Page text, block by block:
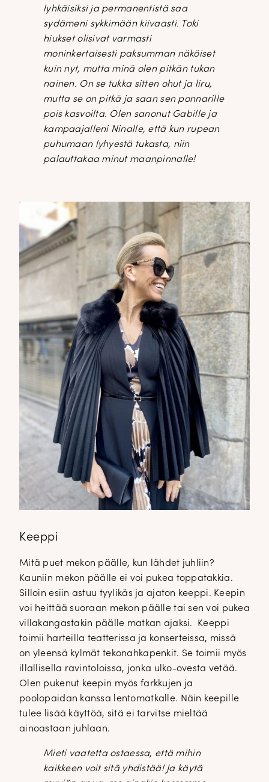
lyhkäisiksi ja permanentistä saa
sydämeni sykkimään kiivaasti. Toki
hiukset olisivat varmasti
moninkertaisesti paksumman näköiset
kuin nyt, mutta minä olen pitkän tukan
nainen. On se tukka sitten ohut ja liru,
mutta se on pitkä ja saan sen ponnarille
pois kasvoilta. Olen sanonut Gabille ja
kampaajalleni Ninalle, että kun rupean
puhumaan lyhyestä tukasta, niin
palauttakaa minut maanpinnalle!
Keeppi
Mitä puet mekon päälle, kun lähdet juhliin?
Kauniin mekon päälle ei voi pukea toppatakkia.
Silloin esiin astuu tyylikäs ja ajaton keeppi. Keepin
voi heittää suoraan mekon päälle tai sen voi pukea
villakangastakin päälle matkan ajaksi. Keeppi
toimii harteilla teatterissa ja konserteissa, missä
on yleensä kylmät tekonahkapenkit. Se toimii myös
illallisella ravintoloissa, jonka ulko-ovesta vetää.
Olen pukenut keepin myös farkkujen ja
poolopaidan kanssa lentomatkalle. Näin keepille
tulee lisää käyttöä, sitä ei tarvitse mieltää
ainoastaan juhlaan.
Mieti vaatetta ostaessa, että mihin
kaikkeen voit sitä yhdistää! Ja käytä